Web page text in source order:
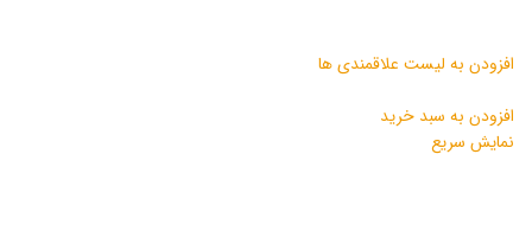
افزودن به لیست علاقمندی ها
افزودن به سبد خرید
نمایش سریع